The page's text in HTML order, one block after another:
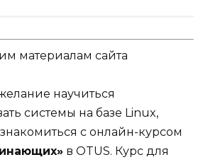
материалам сайта
научиться
системы на базе Linux,
с онлайн-курсом
в OTUS. Курс для